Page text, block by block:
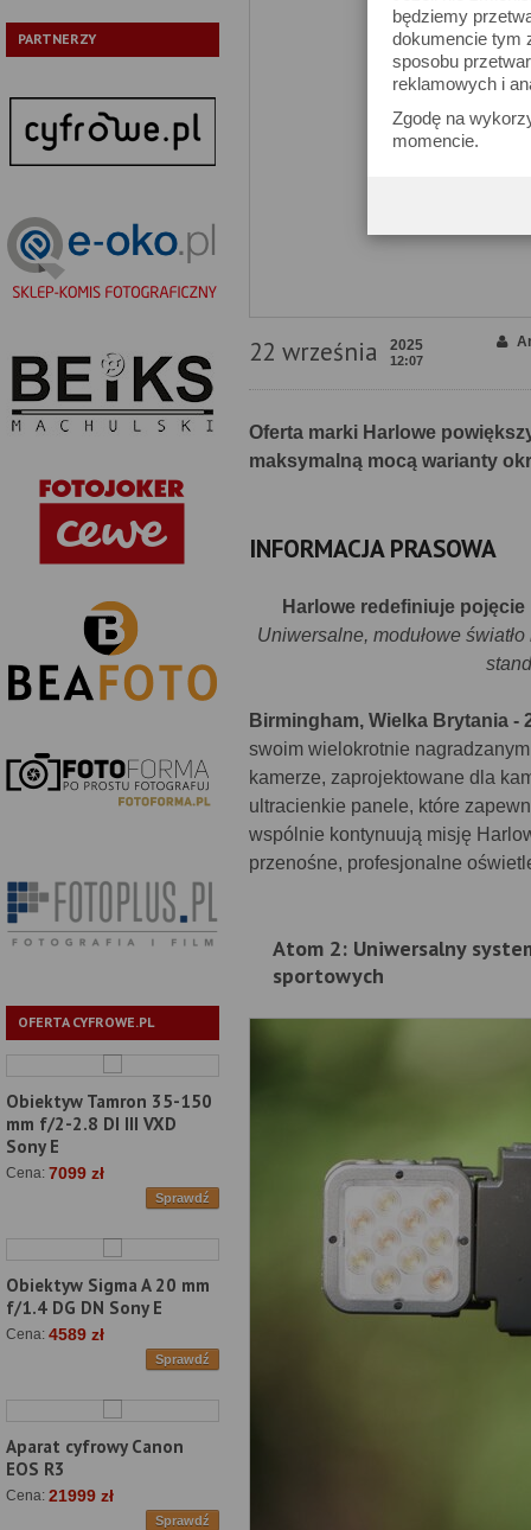
będziemy
dokumencie tym
sposobu
reklamowych i
Zgodę na
momencie.
PARTNERZY
OFERTA CYFROWE.PL
Obiektyw Tamron 35-150
mm f/2-2.8 DI III VXD
Sony E
Cena: 7099 zł
Sprawdź
Obiektyw Sigma A 20 mm
f/1.4 DG DN Sony E
Cena: 4589 zł
Sprawdź
Aparat cyfrowy Canon
EOS R3
Cena: 21999 zł
Sprawdź
22 września 2025
12:07
Oferta marki Harlowe
maksymalną mocą warianty
INFORMACJA PRASOWA
Harlowe redefiniuje
Uniwersalne, modułowe
Birmingham, Wielka Brytania -
swoim wielokrotnie
kamerze, zaprojektowane dla
ultracienkie panele, które
wspólnie kontynuują misję
przenośne, profesjonalne
Atom 2: Uniwersalny
sportowych